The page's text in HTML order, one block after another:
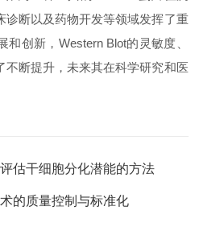
诊断以及药物开发等领域发挥了重
创新，Western Blot的灵敏度、
不断提升，未来其在科学研究和医
估干细胞分化潜能的方法
的质量控制与标准化